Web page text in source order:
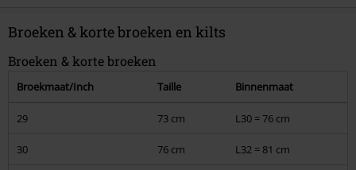
Mannen
Broeken, korte broeken en kilts
Broeken & korte broeken en kilts
Broeken & korte broeken
Broekmaat/Inch Taille Binnenmaat
29 73 cm L30 = 76 cm
30 76 cm L32 = 81 cm